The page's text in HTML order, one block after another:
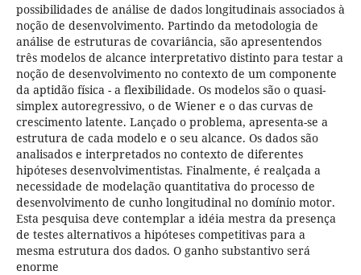
possibilidades de análise de dados longitudinais associados à
noção de desenvolvimento. Partindo da metodologia de
análise de estruturas de covariância, são apresentendos
três modelos de alcance interpretativo distinto para testar a
noção de desenvolvimento no contexto de um componente
da aptidão física - a flexibilidade. Os modelos são o quasi-
simplex autoregressivo, o de Wiener e o das curvas de
crescimento latente. Lançado o problema, apresenta-se a
estrutura de cada modelo e o seu alcance. Os dados são
analisados e interpretados no contexto de diferentes
hipóteses desenvolvimentistas. Finalmente, é realçada a
necessidade de modelação quantitativa do processo de
desenvolvimento de cunho longitudinal no domínio motor.
Esta pesquisa deve contemplar a idéia mestra da presença
de testes alternativos a hipóteses competitivas para a
mesma estrutura dos dados. O ganho substantivo será
enorme